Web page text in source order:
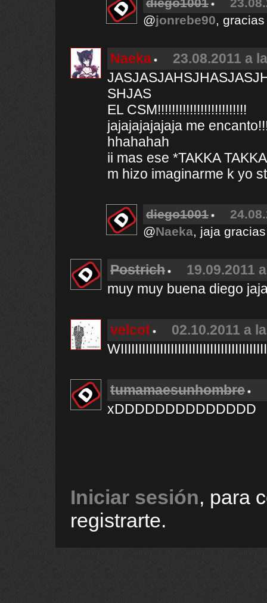
@jonrebe90,
Naeka
23.08.2011 a
SHJAS
EL CSM!!!!!!!!!!!!!!!!!!!!!!!!!
jajajajajajaja me
hhahahah
ii mas ese *TAKKA
m hizo imaginarme k yo
diego1001
@Naeka, jaja
Postrich
19.09.2011
muy muy buena diego
velcot
02.10.2011 a
tumamaesunhombre
xDDDDDDDDDDDDDD
Iniciar sesión, para
registrarte.